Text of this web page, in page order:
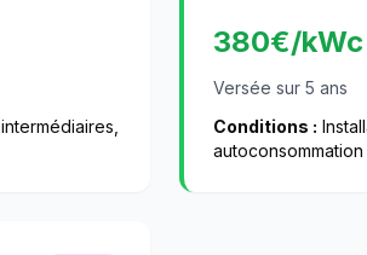
380€/kWc
Versée sur 5 ans
Conditions :